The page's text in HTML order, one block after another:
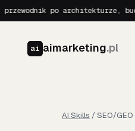
po architekturze,
ai aimarketing.pl
AI Skills /SEO/GEO